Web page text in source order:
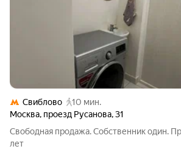
Свиблово
10 мин.
Москва, проезд Русанова,31
Свободная продажа. Собственник один.
лет